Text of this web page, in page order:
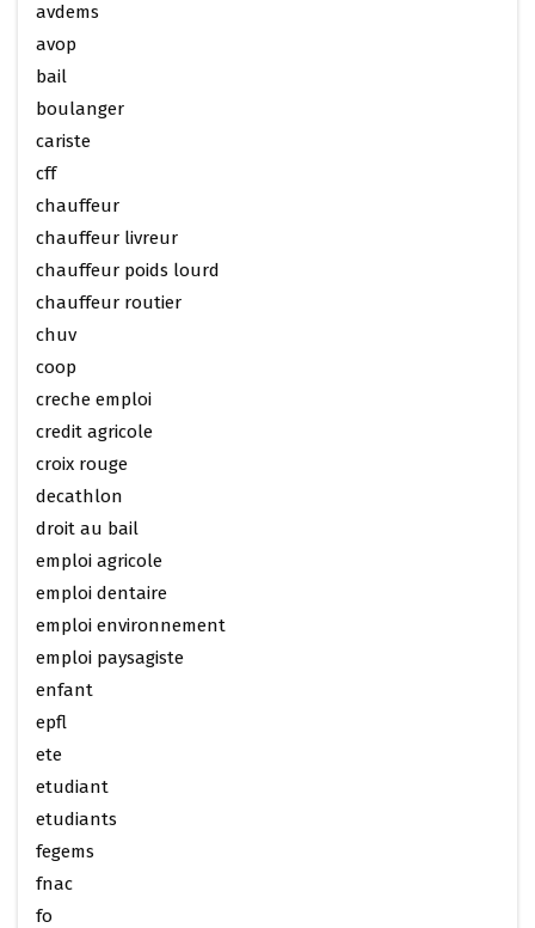
avdems
avop
bail
boulanger
cariste
cff
chauffeur
chauffeur livreur
chauffeur poids lourd
chauffeur routier
chuv
coop
creche emploi
credit agricole
croix rouge
decathlon
droit au bail
emploi agricole
emploi dentaire
emploi environnement
emploi paysagiste
enfant
epfl
ete
etudiant
etudiants
fegems
fnac
fo